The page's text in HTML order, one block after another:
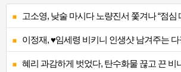
고소영, 낮술 마시다 노량진서 쫓겨나 “점심
이정재, ♥임세령 비키니 인생샷 남겨주는
혜리 과감하게 벗었다, 탄수화물 끊고 끈 비